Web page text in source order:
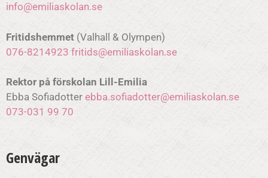
info@emiliaskolan.se
Fritidshemmet (Valhall & Olympen)
076-8214923 fritids@emiliaskolan.se
Rektor på förskolan Lill-Emilia
Ebba Sofiadotter ebba.sofiadotter@emiliaskolan.se
073-031 99 70
Genvägar